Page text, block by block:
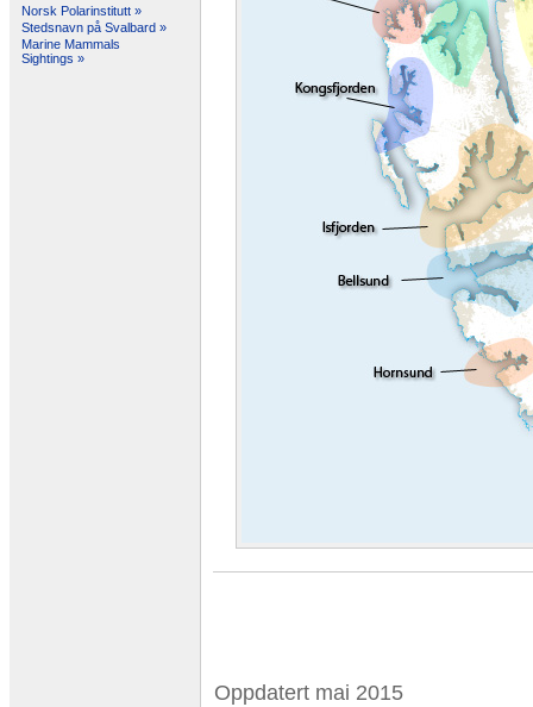
Norsk Polarinstitutt »
Stedsnavn på Svalbard »
Marine Mammals
Sightings »
Oppdatert mai 2015